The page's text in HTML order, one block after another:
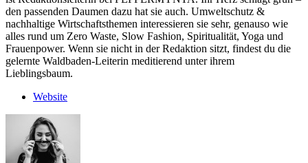
den passenden Daumen dazu hat sie auch. Umweltschutz &
nachhaltige Wirtschaftsthemen interessieren sie sehr, genauso wie
alles rund um Zero Waste, Slow Fashion, Spiritualität, Yoga und
Frauenpower. Wenn sie nicht in der Redaktion sitzt, findest du die
gelernte Waldbaden-Leiterin meditierend unter ihrem
Lieblingsbaum.
Website